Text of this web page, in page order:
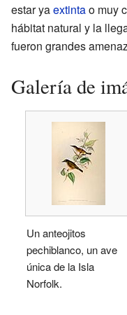
estar yaextintao muy
hábitat natural y la
fueron grandes
Galería de
Un anteojitos
pechiblanco, un ave
única de la Isla
Norfolk.